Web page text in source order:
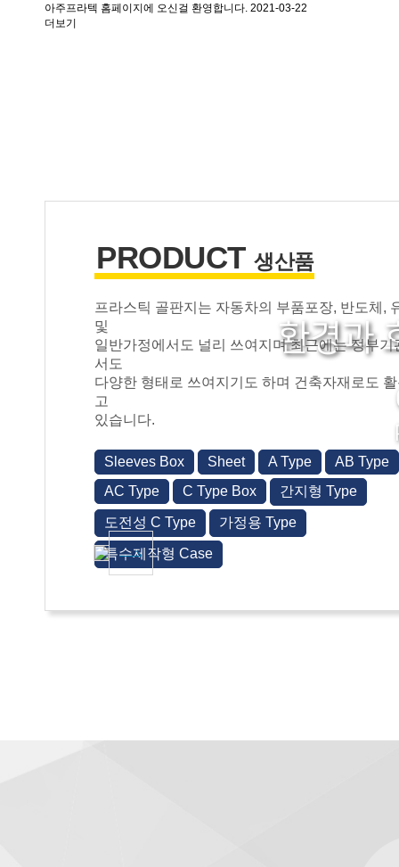
환경과
아주프라텍 홈페이지에 오신걸 환영합니다. 2021-03-22
더보기
PRODUCT 생산품
프라스틱 골판지는 자동차의 부품포장, 반도체,
및
일반가정에서도 널리 쓰여지며 최근에는 정부기
서도
다양한 형태로 쓰여지기도 하며 건축자재로도
고
있습니다.
Sleeves Box Sheet A Type
AB Type
AC Type
C Type Box 간지형 Type
도전성 C Type 가정용 Type
특수제작형 Case